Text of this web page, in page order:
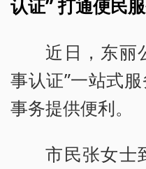
认证” 打通便民
近日，东丽
事认证”一站式
事务提供便利。
市民张女士